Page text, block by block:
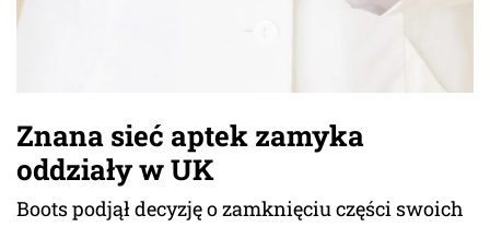
Znana sieć aptek zamyka
oddziały w UK
Boots podjął decyzję o zamknięciu części swoich